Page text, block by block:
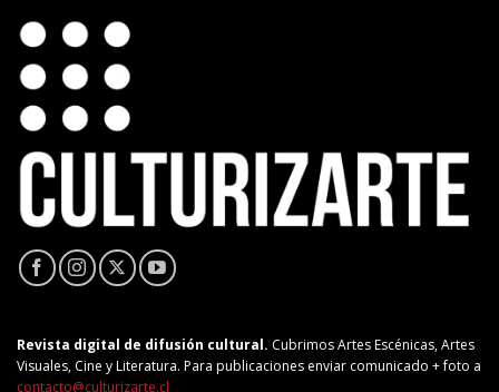
Revista digital de difusión cultural. Cubrimos Artes Escénicas, Artes
Visuales, Cine y Literatura. Para publicaciones enviar comunicado + foto a
contacto@culturizarte.cl